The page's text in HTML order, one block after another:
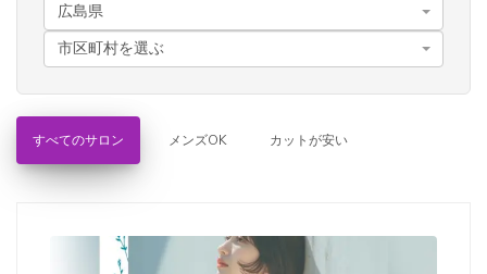
広島県
市区町村を選ぶ
すべてのサロン メンズOK カットが安い